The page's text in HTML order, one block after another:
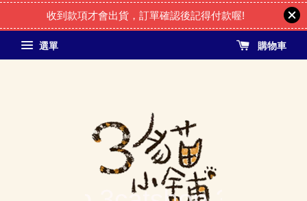
收到款項才會出貨，訂單確認後記得付款喔!
選單 購物車